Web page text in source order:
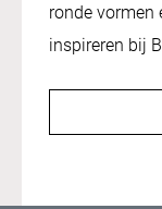
ronde vormen
inspireren bij